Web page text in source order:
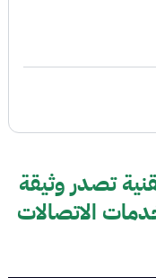
تصدر وثيقة
الاتصالات